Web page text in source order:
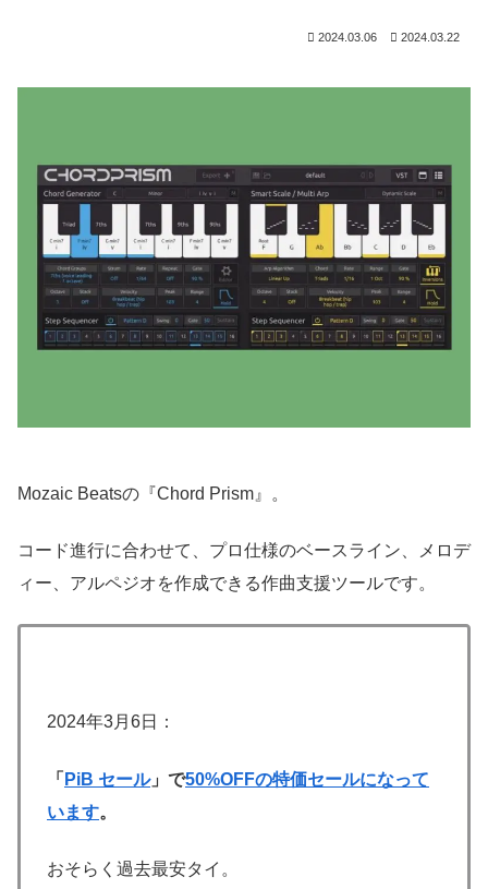
2024.03.06 2024.03.22
Mozaic Beatsの『Chord Prism』。
コード進行に合わせて、プロ仕様のベースライン、メロデ
ィー、アルペジオを作成できる作曲支援ツールです。
2024年3月6日：
「 PiB セール」で50%OFFの特価セールになって
います。
おそらく過去最安タイ。